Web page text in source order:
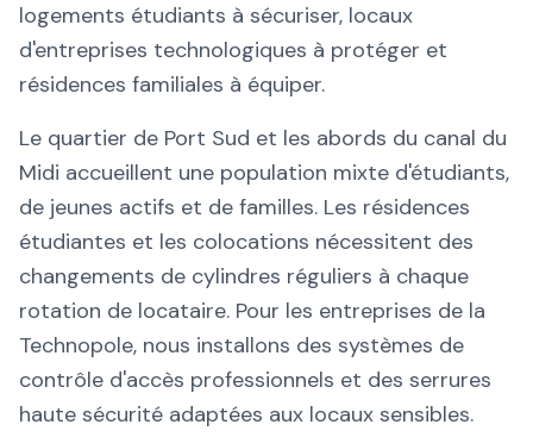
logements étudiants à sécuriser, locaux
d'entreprises technologiques à protéger et
résidences familiales à équiper.
Le quartier de Port Sud et les abords du canal du
Midi accueillent une population mixte d'étudiants,
de jeunes actifs et de familles. Les résidences
étudiantes et les colocations nécessitent des
changements de cylindres réguliers à chaque
rotation de locataire. Pour les entreprises de la
Technopole, nous installons des systèmes de
contrôle d'accès professionnels et des serrures
haute sécurité adaptées aux locaux sensibles.